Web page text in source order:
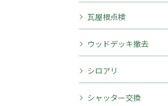
瓦屋根点検
ウッドデッキ撤去
シロアリ
シャッター交換